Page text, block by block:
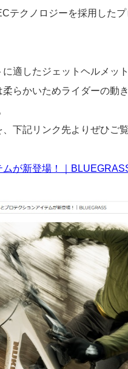
テクノロジーを採用した
適したジェットヘルメット
らかいためライダーの動
下記リンク先よりぜひご覧
が新登場！｜